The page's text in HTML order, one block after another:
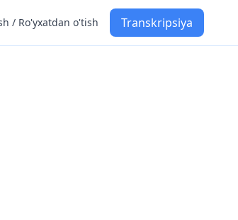
/ Ro'yxatdan o'tish Transkripsiya